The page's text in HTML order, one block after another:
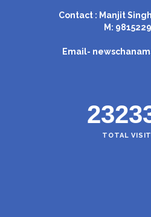
Contact : Manjit
M:
Email-
TOTAL